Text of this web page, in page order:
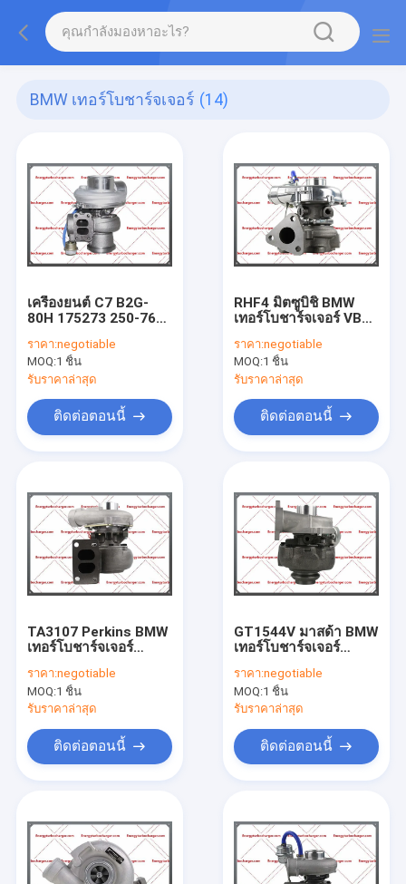
BMW เทอร์โบชาร์จเจอร์ (14)
เครื่องยนต์ C7 B2G-
80H 175273 250-7696
dieselerpillar เทอร์โบ
ชาร์จเจอร์ Earth
Moving Excavator
325D
ราคา:negotiable
MOQ:1 ชิ้น
รับราคาล่าสุด
ติดต่อตอนนี้
RHF4 มิตซูบิชิ BMW
เทอร์โบชาร์จเจอร์ VB
1515A029 พร้อม
เครื่องยนต์ 4D5CDI
ราคา:negotiable
MOQ:1 ชิ้น
รับราคาล่าสุด
ติดต่อตอนนี้
TA3107 Perkins BMW
เทอร์โบชาร์จเจอร์
0017 2674397
02/101815 7C3446
C4-236 เครื่องยนต์
ราคา:negotiable
MOQ:1 ชิ้น
รับราคาล่าสุด
ติดต่อตอนนี้
GT1544V มาสด้า BMW
เทอร์โบชาร์จเจอร์
740821-0001 750030-
0002 9651839880
DV6TED4 เครื่องยนต์
ราคา:negotiable
MOQ:1 ชิ้น
รับราคาล่าสุด
ติดต่อตอนนี้